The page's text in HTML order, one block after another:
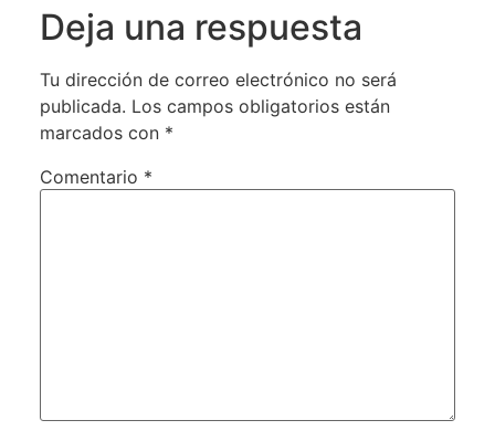
Deja una respuesta
Tu dirección de correo electrónico no será
publicada. Los campos obligatorios están
marcados con *
Comentario *